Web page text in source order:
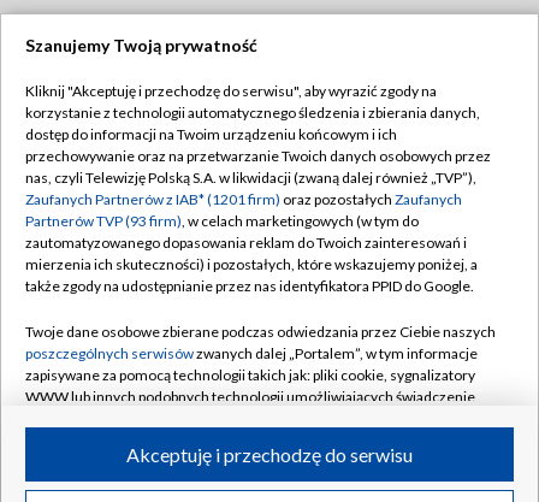
TVP
Abonament TVP
Emisja w TVP
Centrum informacji TVP
Naziemna Telewizja Cyfrowa
Rada Programowa
System NOS
Informacje o nadawcy
Program dla prasy
Regulamin TVP
Polityka prywatności
Moje zgody
Pomoc
Kontakt
Kanały
©2026 Telewizja Polska S.A. w likwidacji
Szanujemy Twoją prywatność
Kliknij "Akceptuję i przechodzę do serwisu", aby wyrazić zgody na
korzystanie z technologii automatycznego śledzenia i zbierania danych,
dostęp do informacji na Twoim urządzeniu końcowym i ich
przechowywanie oraz na przetwarzanie Twoich danych osobowych przez
nas, czyli Telewizję Polską S.A. w likwidacji (zwaną dalej również „TVP”),
Zaufanych Partnerów z IAB* (1201 firm) oraz pozostałych Zaufanych
Partnerów TVP (93 firm), w celach marketingowych (w tym do
zautomatyzowanego dopasowania reklam do Twoich zainteresowań i
mierzenia ich skuteczności) i pozostałych, które wskazujemy poniżej, a
także zgody na udostępnianie przez nas identyfikatora PPID do Google.
Twoje dane osobowe zbierane podczas odwiedzania przez Ciebie naszych
poszczególnych serwisówzwanych dalej „Portalem”, w tym informacje
zapisywane za pomocą technologii takich jak: pliki cookie, sygnalizatory
WWW lub innych podobnych technologii umożliwiających świadczenie
ruchu w Internecie.Akceptuję i przechodzę do serwisu